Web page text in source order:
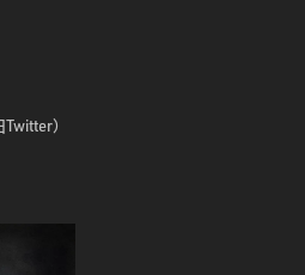
）